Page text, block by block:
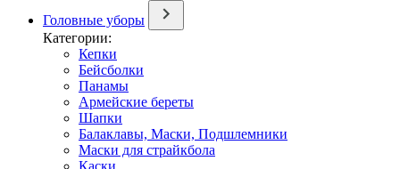
Головные уборы
Категории:
Кепки
Бейсболки
Панамы
Армейские береты
Шапки
Балаклавы, Маски, Подшлемники
Маски для страйкбола
Каски